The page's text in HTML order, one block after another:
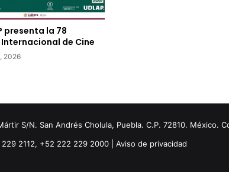
presenta la 78
de Cine
2026
S/N. San Andrés Cholula, Puebla. C.P. 72810. México.
2112, +52 222 229 2000 | Aviso de privacidad